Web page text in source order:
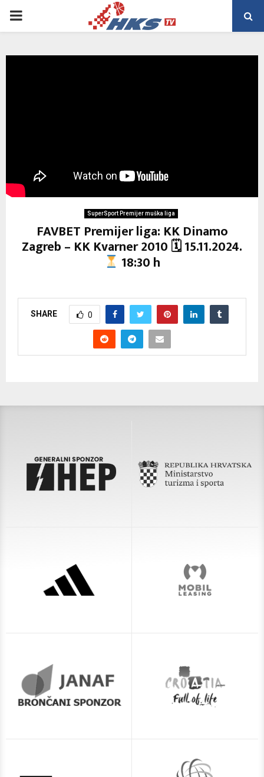
PRIMARY
SuperSport Premijer muška liga
FAVBET Premijer liga: KK Dinamo
Zagreb – KK Kvarner 2010 🗓 15.11.2024.
18:30 h
SHARE 0